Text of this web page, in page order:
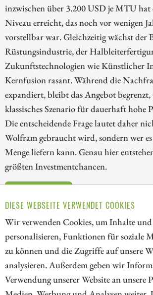
DIESE WEBSEITE VERWENDET COOKIES
Wir verwenden Cookies, um Inhalte und
personalisieren, Funktionen für soziale
zu können und die Zugriffe auf unsere
analysieren. Außerdem geben wir
Verwendung unserer Website an unsere
inzwischen über 3.200 USD je MTU
Niveau erreicht, das noch vor wenigen
vorstellbar war. Gleichzeitig wächst der
Rüstungsindustrie, der
Zukunftstechnologien wie Künstlicher
Kernfusion rasant. Während die
expandiert, bleibt das Angebot begrenzt,
klassisches Szenario für dauerhaft hohe
Die entscheidende Frage lautet daher
Wolfram gebraucht wird, sondern wer
Menge liefern kann. Genau hier
größten Investmentchancen.
1 2 3 4 5 6 7